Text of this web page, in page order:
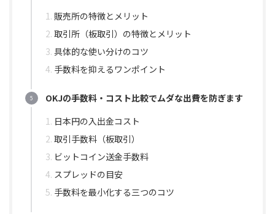
販売所の特徴とメリット
取引所（板取引）の特徴とメリット
具体的な使い分けのコツ
手数料を抑えるワンポイント
OKJの手数料・コスト比較でムダな出費を防ぎます
日本円の入出金コスト
取引手数料（板取引）
ビットコイン送金手数料
スプレッドの目安
手数料を最小化する三つのコツ